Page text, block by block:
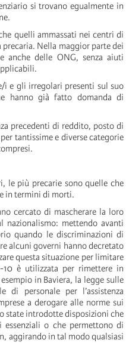
si trovano egualmente in
quelli ammassati nei centri di
Nella maggior parte dei
anche delle ONG, senza aiuti
i e gli irregolari presenti sul suo
hanno già fatto domanda di
precedenti di reddito, posto di
tantissime e diverse categorie
le più precarie sono quelle che
in termini di morti.
cercato di mascherare la loro
mettendo avanti
quando le discriminazioni di
alcuni governi hanno decretato
questa situazione per limitare
è utilizzata per rimettere in
in Baviera, la legge sulle
personale per l’assistenza
a derogare alle norme sui
state introdotte disposizioni che
o che permettono di
aggirando in tal modo qualsiasi